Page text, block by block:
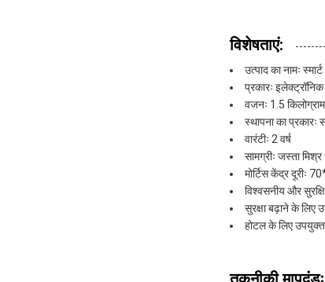
विशेषताएं:
उत्पाद का नामः
प्रकारः इलेक्ट्रॉनिक
वजनः 1.5 किलोग्राम
स्थापना का प्रकारः
वारंटीः 2 वर्ष
सामग्रीः जस्ता मिश्र
मोर्टिस केंद्र दूरीः
विश्वसनीय और
सुरक्षा बढ़ाने के लिए
होटल के लिए